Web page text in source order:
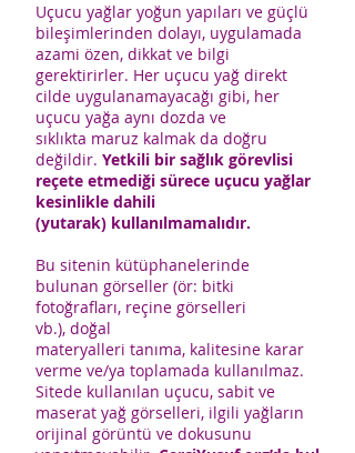
Uçucu yağlar yoğun yapıları ve güçlü
bileşimlerinden dolayı, uygulamada
azami özen, dikkat ve bilgi
gerektirirler. Her uçucu yağ direkt
cilde uygulanamayacağı gibi, her
uçucu yağa aynı dozda ve
sıklıkta maruz kalmak da doğru
değildir. Yetkili bir sağlık görevlisi
reçete etmediği sürece uçucu yağlar
kesinlikle dahili
(yutarak) kullanılmamalıdır.
Bu sitenin kütüphanelerinde
bulunan görseller (ör: bitki
fotoğrafları, reçine görselleri
vb.), doğal
materyalleri tanıma, kalitesine karar
verme ve/ya toplamada kullanılmaz.
Sitede kullanılan uçucu, sabit ve
maserat yağ görselleri, ilgili yağların
orijinal görüntü ve dokusunu